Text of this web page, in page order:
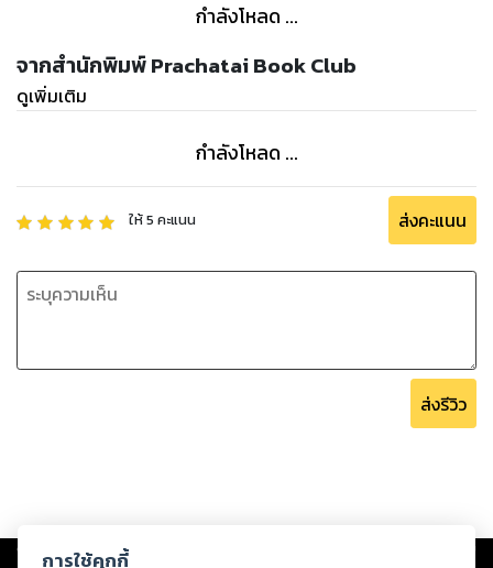
กำลังโหลด ...
จากสำนักพิมพ์ Prachatai Book Club
ดูเพิ่มเติม
กำลังโหลด ...
ให้5 คะแนน ส่งคะแนน
ส่งรีวิว
Copyright © 2026
การใช้คุกกี้